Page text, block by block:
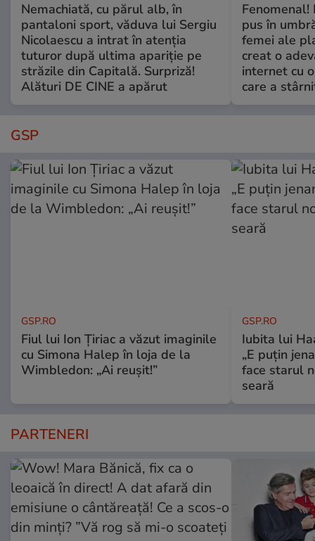
Nemachiată, cu părul alb, în
pantaloni sport, văduva lui Sergiu
Nicolaescu a intrat în atenția
tuturor după ultima apariție pe
străzile din Capitală. Surpriză!
Alături DE CINE a apărut
pus în
femei ale
creat o
internet cu
care a
GSP
GSP.RO
Fiul lui Ion Țiriac a văzut imaginile
cu Simona Halep în loja de la
Wimbledon: „Ai reușit!”
GSP.RO
Iubita lui
„E puțin
face starul
seară
PARTENERI